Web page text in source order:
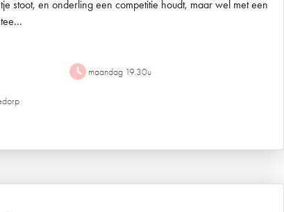
stoot, en onderling een competitie houdt, maar wel met een
maandag 19.30u